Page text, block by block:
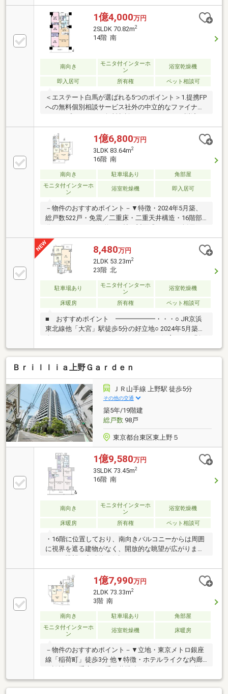
等、各洋室収納付・スカイラウンジ等、多彩な共用施
設有・各階にゴミ置き場・宅配BOX有・24時間有人管
理(管理員・コンシェルジュ・夜間警備員)・ペット飼
育可(細則有／足洗い場有)▼設備・食洗機・ディスポ
ーザー・浴室乾燥機・エコジョーズ▼周辺環境・マル
エツ大宮サクラスクエア店 徒歩1分(約40m)■ ご希望の
住まい探しをお手伝いします ━━━━━・・・物件の
詳細・ご相談はお気軽にお問い合わせください。
1億4,000万円
2SLDK 70.82m2
14階 南
南向き
モニタ付インターホ
ン
浴室乾燥機
即入居可 所有権 ペット相談可
＜エステート白馬が選ばれる5つのポイント＞1.提携FP
への無料個別相談サービス社外の中立的なファイナン
シャルプランナーと無料相談できます。ローン返済だ
けでなく、教育・老後の資金等も含めてシミュレーシ
ョンをご提案できます。2.物件情報が豊富さいたま市
を中心にたくさんの情報をご用意しております。イン
ターネット広告前の未公開物件も多数取り揃えており
ます。3.HAKUBAグループでリフォーム、注文建築一
級建築士をはじめとした専門スタッフがおりますので
ご見学と合わせて、リフォームや注文建築についてご
相談頂けます。4.年中無休(年末年始除く)で営業してお
ります営業時間 9:30～19:00
1億6,800万円
3LDK 83.64m2
16階 南
南向き 駐車場あり
角部屋
モニタ付インターホ
ン
浴室乾燥機 即入居可
－物件のおすすめポイント－▼特徴・2024年5月築、
総戸数522戸・免震／二重床・二重天井構造・16階部
分の住まい・LDKは約19.9帖、対面式キッチン採用・
WIC等、全居室収納付・南・東の2面バルコニー・ゲス
トルーム等の共用施設有・コンシェルジュサービス有
(8時～18時)・ペット飼育可(細則有)▼設備・ディスポ
ーザー／食洗機・浴室暖房乾燥機・エコジョーズ・ゴ
ミ置場／宅配ボックス／トランクルーム(各階)・高圧
一括受電システム・共用部Wi-Fi対応■ ご希望の住まい
探しをお手伝いします ━━━━━・・・物件の詳細・
ご相談はお気軽にお問い合わせください。
8,480万円
2LDK 53.23m2
23階 北
駐車場あり
モニタ付インターホ
ン
浴室乾燥機
床暖房 所有権 ペット相談可
■ おすすめポイント ━━━━━━・・・○ JR京浜
東北線他「大宮」駅徒歩5分の好立地○ 2024年5月築、
全522戸のビッグコミュニティ○ ペット飼育可（細則
有）（ペット足洗い場 有）○ 23階部分につき、通風・
眺望良好○ 24時間有人管理○ 免震構造○ 二重床・二重
天井■ 共用施設・仕様 ━━━━━━━━・・・○ ゴ
ミ置場・宅配ボックス・トランクルーム（各階）○ 非
常用発電設備・各階防災備蓄倉庫○ 高圧一括受電シス
テム■ 設備・仕様 ━━━━━━━━・・・○ 床暖房
（LD＋キッチン）○ キッチン ディスポーザー・食洗
機○ バスルーム 浴室暖房乾燥機
Ｂｒｉｌｌｉａ上野Ｇａｒｄｅｎ
ＪＲ山手線 上野駅 徒歩5分
その他の交通
築5年/19階建
総戸数98戸
東京都台東区東上野５
1億9,580万円
3SLDK 73.45m2
16階 南
南向き
モニタ付インターホ
ン
浴室乾燥機
床暖房 所有権 ペット相談可
・16階に位置しており、南向きバルコニーからは周囲
に視界を遮る建物がなく、開放的な眺望が広がりま
ん）・プライバシーに配慮したホテルライクな内廊下
設計です。・リビングダイニングには、TES温水式床
暖房が設置されています。・3駅複数路線利用可JR山
手線・JR京浜東北線・JR高崎線・JR宇都宮線・JR常
磐線他「上野」駅まで徒歩5分東京メトロ銀座線・日
比谷線「上野」駅徒歩6分東京メトロ銀座線「稲荷
町」駅まで徒歩3分都営大江戸線「新御徒町」駅まで
徒歩9分・大切なペットと暮らせるマンションです。
（飼育細則あり）
1億7,990万円
2LDK 73.33m2
3階 南
南向き 駐車場あり
角部屋
モニタ付インターホ
ン
浴室乾燥機 床暖房
－物件のおすすめポイント－▼立地・東京メトロ銀座
線「稲荷町」徒歩3分 他▼特徴・ホテルライクな内廊
(南・西側)・LDKは約18.4帖、対面式キッチン採用・主
寝室は約7.0帖、WICを設置・宅配ボックス有、24時間